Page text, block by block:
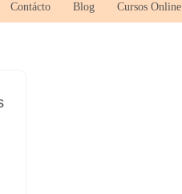
Contácto Blog Cursos Online